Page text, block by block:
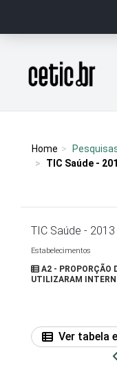
Página inicial
Home
TIC Saúde -
TIC Saúde - 2013
Estabelecimentos
A2 - PROPORÇÃO
UTILIZARAM
Ver tabela